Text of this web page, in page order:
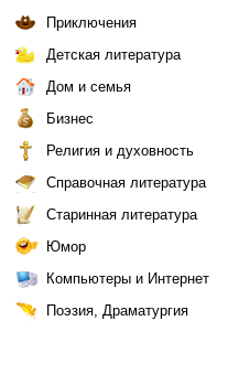
Приключения
Детская литература
Дом и семья
Бизнес
Религия и духовность
Справочная литература
Старинная литература
Юмор
Компьютеры и Интернет
Поэзия, Драматургия